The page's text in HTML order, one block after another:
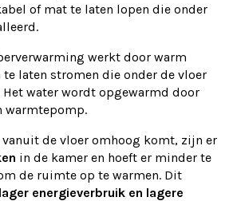
of mat te laten lopen die onder
werkt door warm
laten stromen die onder de vloer
water wordt opgewarmd door
warmtepomp.
de vloer omhoog komt, zijn er
in de kamer en hoeft er minder te
de ruimte op te warmen. Dit
lager energieverbruik en lagere